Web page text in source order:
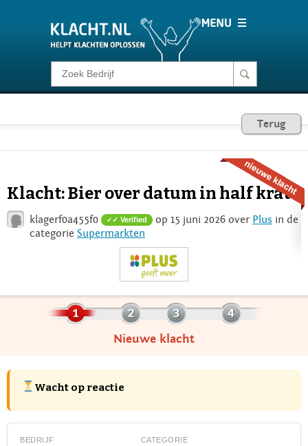
Klacht melden
Consumentenrecht Terug
Klacht: Bier over datum in half krat
klagerf0a455f0 ✓ Verified op 15 juni 2026 over Plus in de
categorie Supermarkten
Nieuwe klacht
Wacht op reactie
BEDRIJF CATEGORIE